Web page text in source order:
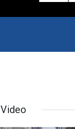
Video